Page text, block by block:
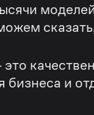
бизнеса и